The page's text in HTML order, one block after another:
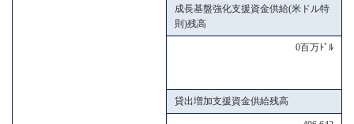
成長基盤強化支援資金供給(米ドル特
則)残高
0百万ﾄﾞﾙ
貸出増加支援資金供給残高